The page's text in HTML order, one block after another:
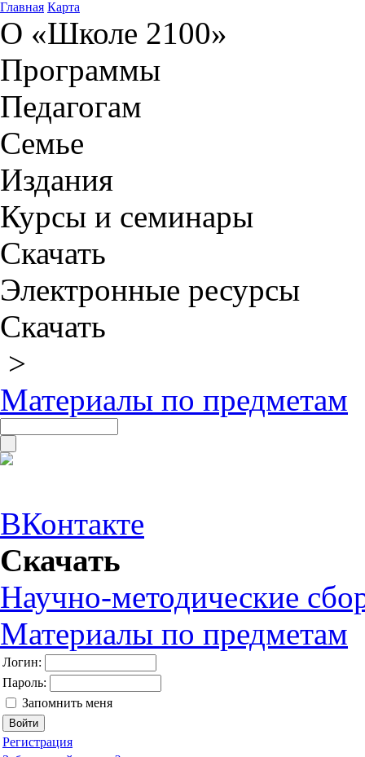
Главная Карта
О «Школе 2100»
Программы
Педагогам
Семье
Издания
Курсы и семинары
Скачать
Электронные ресурсы
Скачать
>
Материалы по предметам
ВКонтакте
Скачать
Научно-методические
Материалы по предметам
Логин:
Пароль:
Запомнить меня
Регистрация